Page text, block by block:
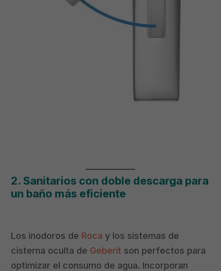
2. Sanitarios con doble descarga para
un baño más eficiente
Los inodoros de Roca y los sistemas de
cisterna oculta de Geberit son perfectos para
optimizar el consumo de agua. Incorporan